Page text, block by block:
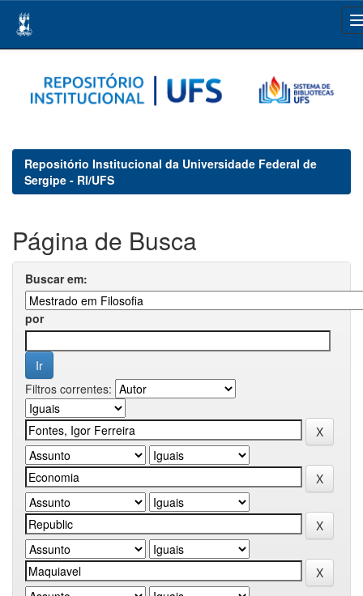
navigation
Repositório Institucional da Universidade Federal de
Sergipe - RI/UFS
Página de Busca
Buscar em:
por
Filtros correntes: